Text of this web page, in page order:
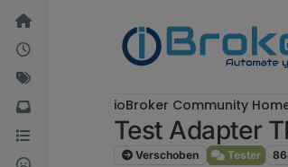
Weiter zum Inhalt
ioBroker Community
Test Adapter
Verschoben Tester